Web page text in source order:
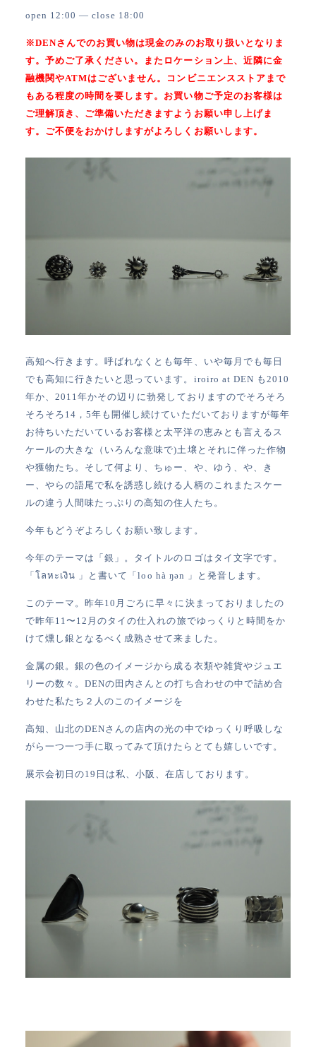
open 12:00 — close 18:00
※DENさんでのお買い物は現金のみのお取り扱いとなりま
す。予めご了承ください。またロケーション上、近隣に金
融機関やATMはございません。コンビニエンスストアまで
もある程度の時間を要します。お買い物ご予定のお客様は
ご理解頂き、ご準備いただきますようお願い申し上げま
す。ご不便をおかけしますがよろしくお願いします。
高知へ行きます。呼ばれなくとも毎年、いや毎月でも毎日
でも高知に行きたいと思っています。iroiro at DEN も2010
年か、2011年かその辺りに勃発しておりますのでそろそろ
そろそろ14，5年も開催し続けていただいておりますが毎年
お待ちいただいているお客様と太平洋の恵みとも言えるス
ケールの大きな（いろんな意味で)土壌とそれに伴った作物
や獲物たち。そして何より、ちゅー、や、ゆう、や、き
ー、やらの語尾で私を誘惑し続ける人柄のこれまたスケー
ルの違う人間味たっぷりの高知の住人たち。
今年もどうぞよろしくお願い致します。
今年のテーマは「銀」。タイトルのロゴはタイ文字です。
「โลหะเงิน 」と書いて「loo hà ŋən 」と発音します。
このテーマ。昨年10月ごろに早々に決まっておりましたの
で昨年11〜12月のタイの仕入れの旅でゆっくりと時間をか
けて燻し銀となるべく成熟させて来ました。
金属の銀。銀の色のイメージから成る衣類や雑貨やジュエ
リーの数々。DENの田内さんとの打ち合わせの中で詰め合
わせた私たち２人のこのイメージを
高知、山北のDENさんの店内の光の中でゆっくり呼吸しな
がら一つ一つ手に取ってみて頂けたらとても嬉しいです。
展示会初日の19日は私、小阪、在店しております。